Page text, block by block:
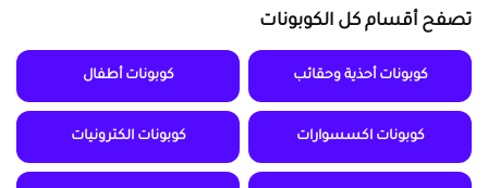
تصفح أقسام كل الكوبونات
كوبونات أحذية وحقائب كوبونات أطفال
كوبونات اكسسوارات كوبونات الكترونيات